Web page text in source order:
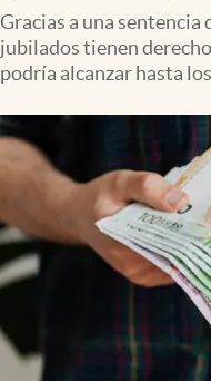
Gracias a una
jubilados tienen
podría alcanzar hasta